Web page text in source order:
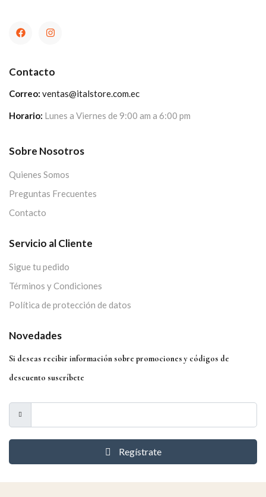
Contacto
Correo: ventas@italstore.com.ec
Horario: Lunes a Viernes de 9:00 am a 6:00 pm
Sobre Nosotros
Quienes Somos
Preguntas Frecuentes
Contacto
Servicio al Cliente
Sigue tu pedido
Términos y Condiciones
Política de protección de datos
Novedades
Si deseas recibir información sobre promociones y códigos de
descuento suscríbete
Regístrate